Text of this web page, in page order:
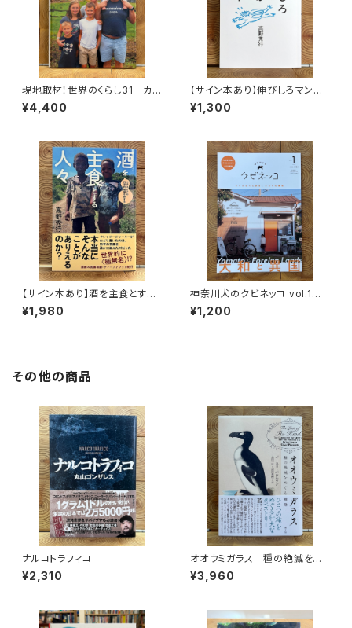
現地取材！世界のくらし31 カナ
ダ
¥4,400
【サイン本あり】伸びしろマンが
ゆく！
¥1,300
【サイン本あり】酒を主食とする
人々 エチオピアの科学的秘境
を旅する
¥1,980
神奈川犬のクビネッコ vol.1
特集：大和と異国
¥1,200
その他の商品
ナルコトラフィコ
¥2,310
オオウミガラス 種の絶滅をめ
ぐる物語
¥3,960